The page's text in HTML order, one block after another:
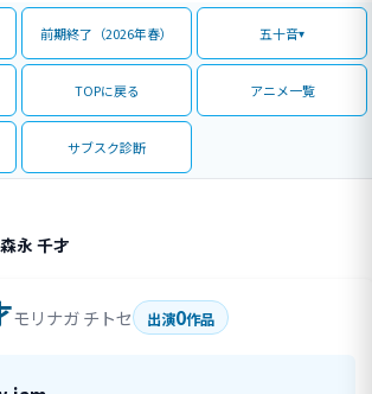
前期終了（2026年春） 五十音
TOPに戻る アニメ一覧
サブスク診断
森永 千才
モリナガ チトセ 出演0作品